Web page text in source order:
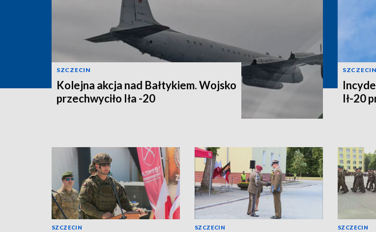
SZCZECIN
Kolejna akcja nad Bałtykiem. Wojsko
przechwyciło Iła -20
SZCZECIN
Ił-20
SZCZECIN SZCZECIN SZCZECIN